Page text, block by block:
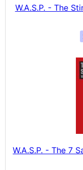
W.A.S.P. - The
W.A.S.P. - The 7